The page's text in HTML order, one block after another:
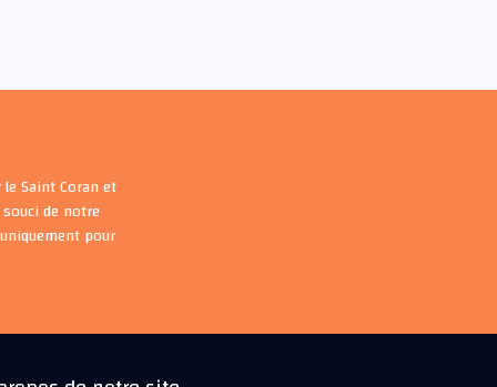
Saint Coran et
de notre
pour